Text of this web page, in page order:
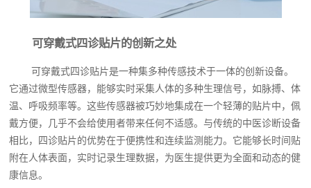
可穿戴式四诊贴片的创新之处
可穿戴式四诊贴片是一种集多种传感技术于一体的创新设备。
它通过微型传感器，能够实时采集人体的多种生理信号，如脉搏、体
温、呼吸频率等。这些传感器被巧妙地集成在一个轻薄的贴片中，佩
戴方便，几乎不会给使用者带来任何不适感。与传统的中医诊断设备
相比，四诊贴片的优势在于便携性和连续监测能力。它能够长时间贴
附在人体表面，实时记录生理数据，为医生提供更为全面和动态的健
康信息。